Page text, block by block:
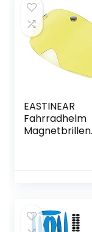
EASTINEAR
Fahrradhelm
Magnetbrillen